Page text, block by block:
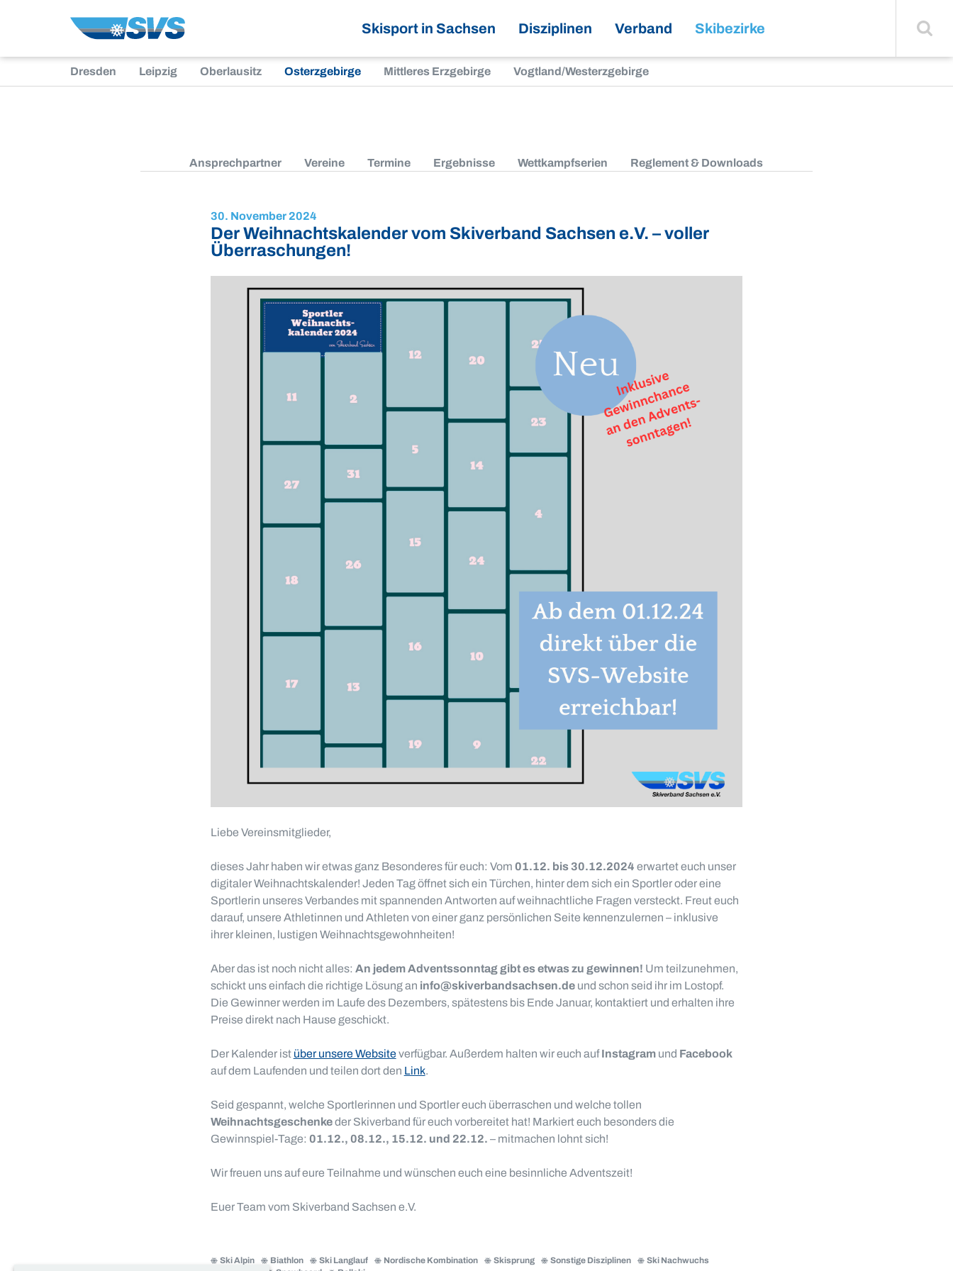
Skisport in Sachsen Disziplinen Verband Skibezirke
Dresden Leipzig Oberlausitz Osterzgebirge Mittleres Erzgebirge Vogtland/Westerzgebirge
Ansprechpartner Vereine Termine Ergebnisse Wettkampfserien Reglement & Downloads
30. November 2024
Der Weihnachtskalender vom Skiverband Sachsen e.V. – voller
Überraschungen!
Liebe Vereinsmitglieder,
dieses Jahr haben wir etwas ganz Besonderes für euch: Vom 01.12. bis 30.12.2024 erwartet euch unser
digitaler Weihnachtskalender! Jeden Tag öffnet sich ein Türchen, hinter dem sich ein Sportler oder eine
Sportlerin unseres Verbandes mit spannenden Antworten auf weihnachtliche Fragen versteckt. Freut euch
darauf, unsere Athletinnen und Athleten von einer ganz persönlichen Seite kennenzulernen – inklusive
ihrer kleinen, lustigen Weihnachtsgewohnheiten!
Aber das ist noch nicht alles: An jedem Adventssonntag gibt es etwas zu gewinnen! Um teilzunehmen,
schickt uns einfach die richtige Lösung an info@skiverbandsachsen.deund schon seid ihr im Lostopf.
Die Gewinner werden im Laufe des Dezembers, spätestens bis Ende Januar, kontaktiert und erhalten ihre
Preise direkt nach Hause geschickt.
Der Kalender ist über unsere Websiteverfügbar. Außerdem halten wir euch auf Instagramund Facebook
auf dem Laufenden und teilen dort den Link.
Seid gespannt, welche Sportlerinnen und Sportler euch überraschen und welche tollen
Weihnachtsgeschenkeder Skiverband für euch vorbereitet hat! Markiert euch besonders die
Gewinnspiel-Tage: 01.12., 08.12., 15.12. und 22.12. – mitmachen lohnt sich!
Wir freuen uns auf eure Teilnahme und wünschen euch eine besinnliche Adventszeit!
Euer Team vom Skiverband Sachsen e.V.
Ski Alpin Biathlon Ski Langlauf Nordische Kombination Skisprung Sonstige Disziplinen
Ski Nachwuchs